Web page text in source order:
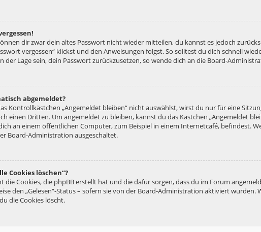
dir zwar dein altes Passwort nicht wieder mitteilen, du kannst es jedoch
vergessen“ klickst und den Anweisungen folgst. So solltest du dich schnell
Lage sein, dein Passwort zurückzusetzen, so wende dich an die Board-
abgemeldet?
Kontrollkästchen „Angemeldet bleiben“ nicht auswählst, wirst du nur für eine
einen Dritten. Um angemeldet zu bleiben, kannst du das Kästchen „Angemeldet
an einem öffentlichen Computer, zum Beispiel in einem Internetcafé, befindest.
Board-Administration ausgeschaltet.
Cookies löschen“?
die Cookies, die phpBB erstellt hat und die dafür sorgen, dass du im Forum
den „Gelesen“-Status – sofern sie von der Board-Administration aktiviert
die Cookies löscht.